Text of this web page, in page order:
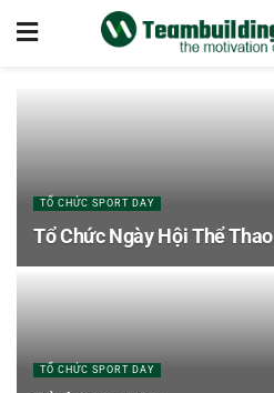
TỔ CHỨC SPORT DAY
Tổ Chức Ngày Hội Thể Thao
TỔ CHỨC SPORT DAY